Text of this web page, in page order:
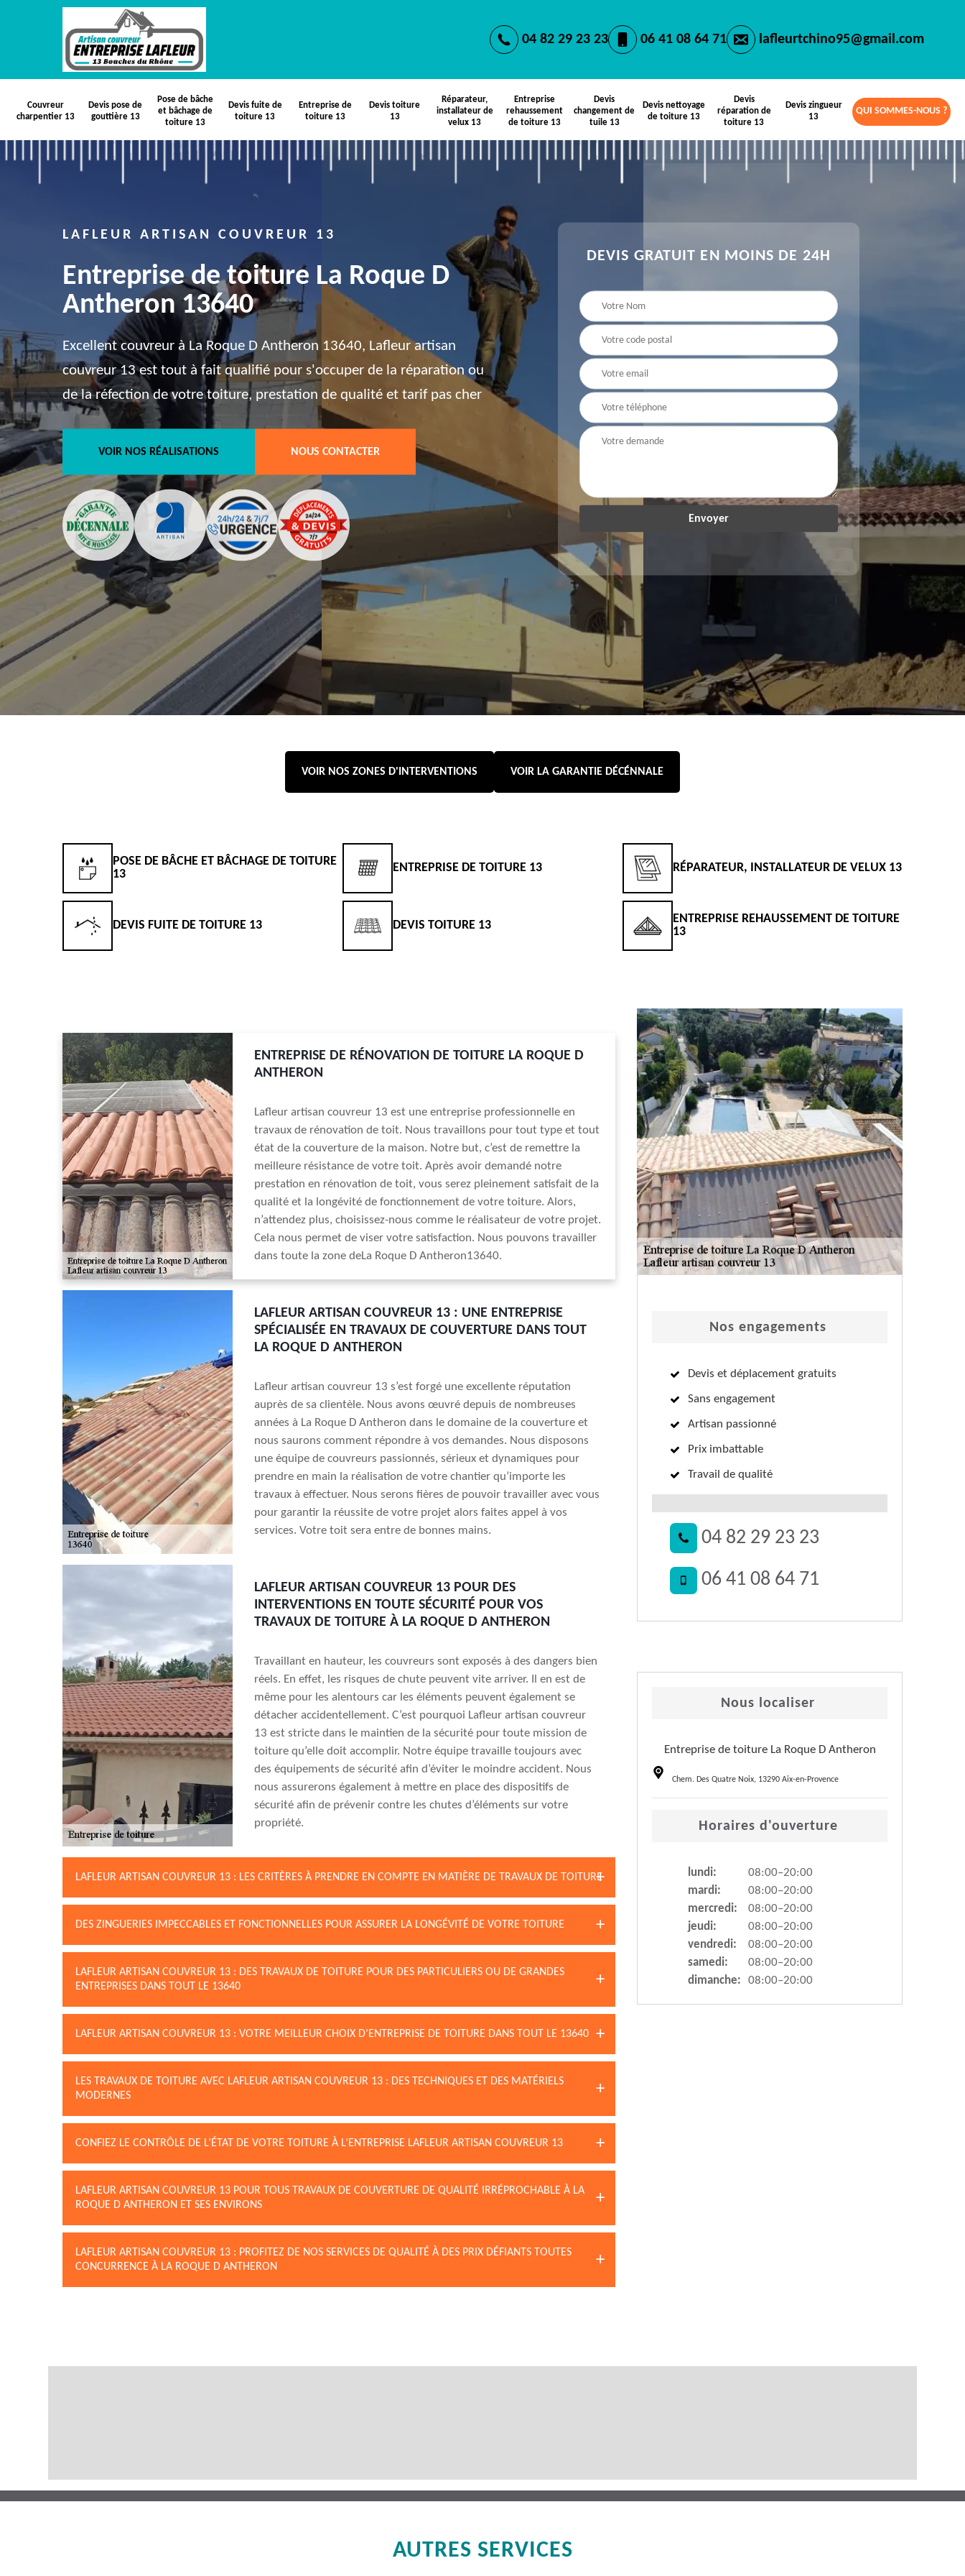
04 82 29 23 23 06 41 08 64 71 lafleurtchino95@gmail.com
Couvreur
charpentier 13
Devis pose de
gouttière 13
Pose de bâche
et bâchage de
toiture 13
Devis fuite de
toiture 13
Entreprise de
toiture 13
Devis toiture
13
Réparateur,
installateur de
velux 13
Entreprise
rehaussement
de toiture 13
Devis
changement de
tuile 13
Devis nettoyage
de toiture 13
Devis
réparation de
toiture 13
Devis zingueur
13
QUI SOMMES-NOUS ?
LAFLEUR ARTISAN COUVREUR 13
Entreprise de toiture La Roque D
Antheron 13640
Excellent couvreur à La Roque D Antheron 13640, Lafleur artisan
couvreur 13 est tout à fait qualifié pour s'occuper de la réparation ou
de la réfection de votre toiture, prestation de qualité et tarif pas cher
VOIR NOS RÉALISATIONS NOUS CONTACTER
DEVIS GRATUIT EN MOINS DE 24H
VOIR NOS ZONES D'INTERVENTIONS VOIR LA GARANTIE DÉCÉNNALE
POSE DE BÂCHE ET BÂCHAGE DE TOITURE
13
DEVIS FUITE DE TOITURE 13
ENTREPRISE DE TOITURE 13
DEVIS TOITURE 13
RÉPARATEUR, INSTALLATEUR DE VELUX 13
ENTREPRISE REHAUSSEMENT DE TOITURE
13
ENTREPRISE DE RÉNOVATION DE TOITURE LA ROQUE D
ANTHERON
Lafleur artisan couvreur 13 est une entreprise professionnelle en
travaux de rénovation de toit. Nous travaillons pour tout type et tout
état de la couverture de la maison. Notre but, c’est de remettre la
meilleure résistance de votre toit. Après avoir demandé notre
prestation en rénovation de toit, vous serez pleinement satisfait de la
qualité et la longévité de fonctionnement de votre toiture. Alors,
n’attendez plus, choisissez-nous comme le réalisateur de votre projet.
Cela nous permet de viser votre satisfaction. Nous pouvons travailler
dans toute la zone deLa Roque D Antheron13640.
LAFLEUR ARTISAN COUVREUR 13 : UNE ENTREPRISE
SPÉCIALISÉE EN TRAVAUX DE COUVERTURE DANS TOUT
LA ROQUE D ANTHERON
Lafleur artisan couvreur 13 s’est forgé une excellente réputation
auprès de sa clientèle. Nous avons œuvré depuis de nombreuses
années à La Roque D Antheron dans le domaine de la couverture et
nous saurons comment répondre à vos demandes. Nous disposons
une équipe de couvreurs passionnés, sérieux et dynamiques pour
prendre en main la réalisation de votre chantier qu’importe les
travaux à effectuer. Nous serons fières de pouvoir travailler avec vous
pour garantir la réussite de votre projet alors faites appel à vos
services. Votre toit sera entre de bonnes mains.
LAFLEUR ARTISAN COUVREUR 13 POUR DES
INTERVENTIONS EN TOUTE SÉCURITÉ POUR VOS
TRAVAUX DE TOITURE À LA ROQUE D ANTHERON
Travaillant en hauteur, les couvreurs sont exposés à des dangers bien
réels. En effet, les risques de chute peuvent vite arriver. Il en est de
même pour les alentours car les éléments peuvent également se
détacher accidentellement. C’est pourquoi Lafleur artisan couvreur
13 est stricte dans le maintien de la sécurité pour toute mission de
toiture qu’elle doit accomplir. Notre équipe travaille toujours avec
des équipements de sécurité afin d’éviter le moindre accident. Nous
nous assurerons également à mettre en place des dispositifs de
sécurité afin de prévenir contre les chutes d’éléments sur votre
propriété.
LAFLEUR ARTISAN COUVREUR 13 : LES CRITÈRES À PRENDRE EN COMPTE EN MATIÈRE DE TRAVAUX DE TOITURE
DES ZINGUERIES IMPECCABLES ET FONCTIONNELLES POUR ASSURER LA LONGÉVITÉ DE VOTRE TOITURE
LAFLEUR ARTISAN COUVREUR 13 : DES TRAVAUX DE TOITURE POUR DES PARTICULIERS OU DE GRANDES
ENTREPRISES DANS TOUT LE 13640
LAFLEUR ARTISAN COUVREUR 13 : VOTRE MEILLEUR CHOIX D’ENTREPRISE DE TOITURE DANS TOUT LE 13640
LES TRAVAUX DE TOITURE AVEC LAFLEUR ARTISAN COUVREUR 13 : DES TECHNIQUES ET DES MATÉRIELS
MODERNES
CONFIEZ LE CONTRÔLE DE L’ÉTAT DE VOTRE TOITURE À L’ENTREPRISE LAFLEUR ARTISAN COUVREUR 13
LAFLEUR ARTISAN COUVREUR 13 POUR TOUS TRAVAUX DE COUVERTURE DE QUALITÉ IRRÉPROCHABLE À LA
ROQUE D ANTHERON ET SES ENVIRONS
LAFLEUR ARTISAN COUVREUR 13 : PROFITEZ DE NOS SERVICES DE QUALITÉ À DES PRIX DÉFIANTS TOUTES
CONCURRENCE À LA ROQUE D ANTHERON
Nos engagements
Devis et déplacement gratuits
Sans engagement
Artisan passionné
Prix imbattable
Travail de qualité
04 82 29 23 23
06 41 08 64 71
Nous localiser
Entreprise de toiture La Roque D Antheron
Chem. Des Quatre Noix, 13290 Aix-en-Provence
Horaires d'ouverture
lundi:
08:00–20:00
mardi:
08:00–20:00
mercredi:
08:00–20:00
jeudi:
08:00–20:00
vendredi:
08:00–20:00
samedi:
08:00–20:00
dimanche:
08:00–20:00
AUTRES SERVICES